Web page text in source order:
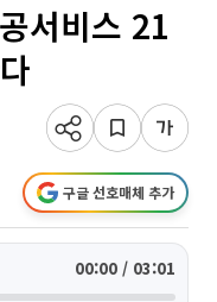
서비스 21
구글 선호매체 추가
00:00 / 03:01